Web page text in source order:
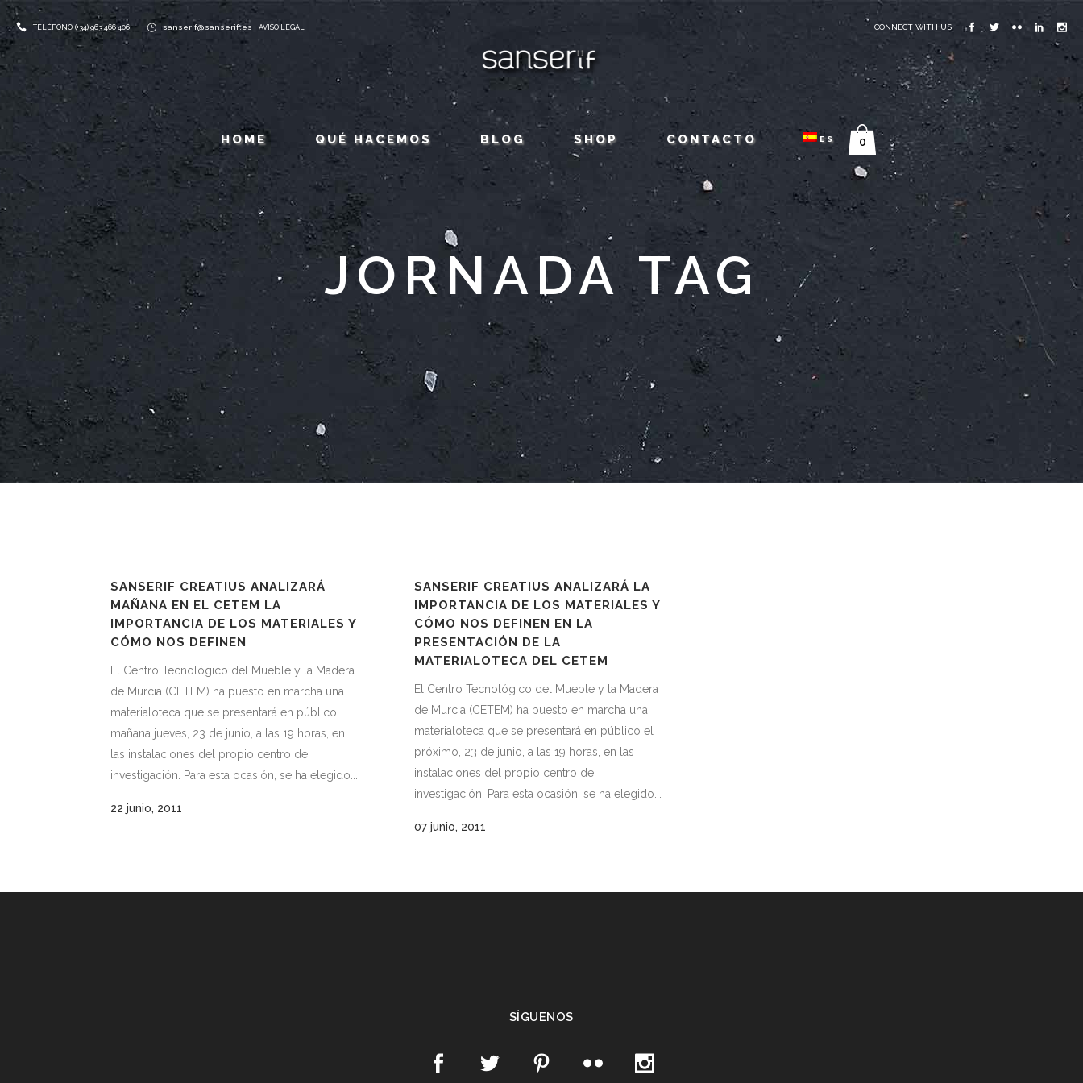
TELÉFONO: (+34) 963 466 406 sanserif@sanserif.es AVISO LEGAL CONNECT WITH US
HOME QUÉ HACEMOS BLOG SHOP CONTACTO ES 0
JORNADA TAG
SANSERIF CREATIUS ANALIZARÁ
MAÑANA EN EL CETEM LA
IMPORTANCIA DE LOS MATERIALES Y
CÓMO NOS DEFINEN
El Centro Tecnológico del Mueble y la Madera
de Murcia (CETEM) ha puesto en marcha una
materialoteca que se presentará en público
mañana jueves, 23 de junio, a las 19 horas, en
las instalaciones del propio centro de
investigación. Para esta ocasión, se ha elegido...
22 junio, 2011
SANSERIF CREATIUS ANALIZARÁ LA
IMPORTANCIA DE LOS MATERIALES Y
CÓMO NOS DEFINEN EN LA
PRESENTACIÓN DE LA
MATERIALOTECA DEL CETEM
El Centro Tecnológico del Mueble y la Madera
de Murcia (CETEM) ha puesto en marcha una
materialoteca que se presentará en público el
próximo, 23 de junio, a las 19 horas, en las
instalaciones del propio centro de
investigación. Para esta ocasión, se ha elegido...
07 junio, 2011
SÍGUENOS